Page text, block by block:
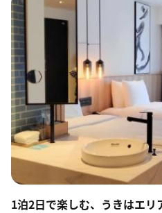
1泊2日で楽しむ、うきはエリ